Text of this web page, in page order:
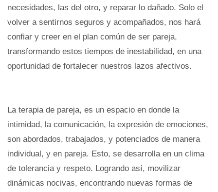
necesidades, las del otro, y reparar lo dañado. Solo el
volver a sentirnos seguros y acompañados, nos hará
confiar y creer en el plan común de ser pareja,
transformando estos tiempos de inestabilidad, en una
oportunidad de fortalecer nuestros lazos afectivos.
La terapia de pareja, es un espacio en donde la
intimidad, la comunicación, la expresión de emociones,
son abordados, trabajados, y potenciados de manera
individual, y en pareja. Esto, se desarrolla en un clima
de tolerancia y respeto. Logrando así, movilizar
dinámicas nocivas, encontrando nuevas formas de